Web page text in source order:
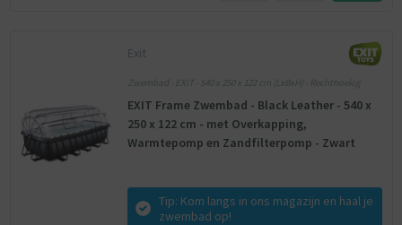
Exit
Zwembad - EXIT - 540 x 250 x 122 cm (LxBxH) - Rechthoekig
EXIT Frame Zwembad - Black Leather - 540 x
250 x 122 cm - met Overkapping,
Warmtepomp en Zandfilterpomp - Zwart
Tip: Kom langs in ons magazijn en haal je
zwembad op!